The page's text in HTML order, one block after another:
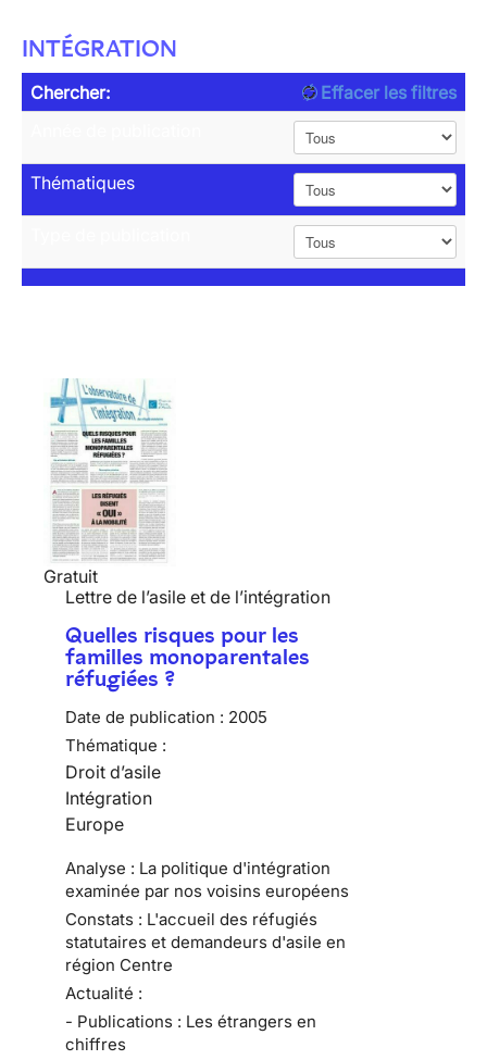
INTÉGRATION
Chercher:
Effacer les filtres
Thématiques
Gratuit
Lettre de l’asile et de l’intégration
Quelles risques pour les
familles monoparentales
réfugiées ?
Date de publication : 2005
Thématique :
Droit d’asile
Intégration
Europe
Analyse : La politique d'intégration
examinée par nos voisins européens
Constats : L'accueil des réfugiés
statutaires et demandeurs d'asile en
région Centre
Actualité :
- Publications : Les étrangers en
chiffres